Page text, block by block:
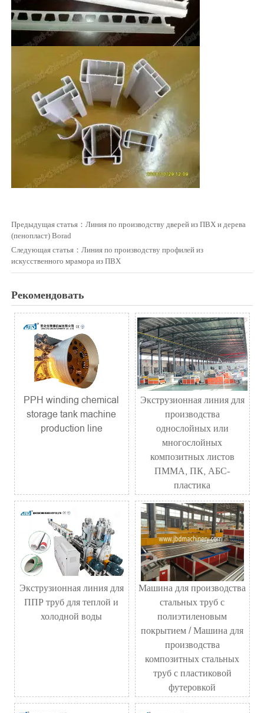
Предыдущая статья： Линия по производству дверей из ПВХ и дерева
(пенопласт) Borad
Следующая статья： Линия по производству профилей из
искусственного мрамора из ПВХ
Рекомендовать
PPH winding chemical
storage tank machine
production line
Экструзионная линия для
производства
однослойных или
многослойных
композитных листов
ПММА, ПК, АБС-
пластика
Экструзионная линия для
ППР труб для теплой и
холодной воды
Машина для производства
стальных труб с
полиэтиленовым
покрытием / Машина для
производства
композитных стальных
труб с пластиковой
футеровкой